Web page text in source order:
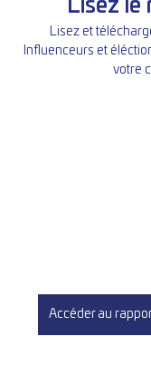
Lisez
Lisez et
Influenceurs et
votre
Accéder au